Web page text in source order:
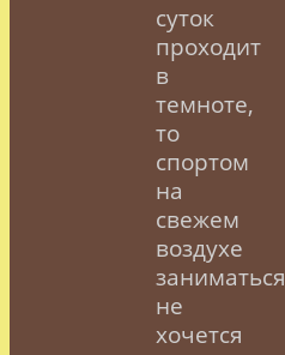
суток
проходит
в
темноте,
то
спортом
на
свежем
воздухе
заниматься
не
хочется